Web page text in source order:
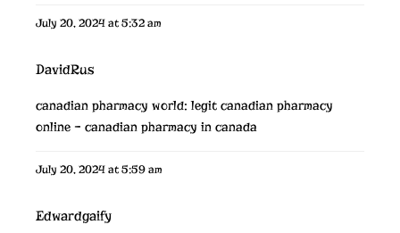
July 20, 2024 at 5:32 am
DavidRus
canadian pharmacy world:legit canadian pharmacy
online – canadian pharmacy in canada
July 20, 2024 at 5:59 am
Edwardgaify